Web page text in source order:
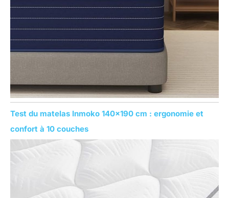
Test du matelas Inmoko 140×190 cm : ergonomie et
confort à 10 couches